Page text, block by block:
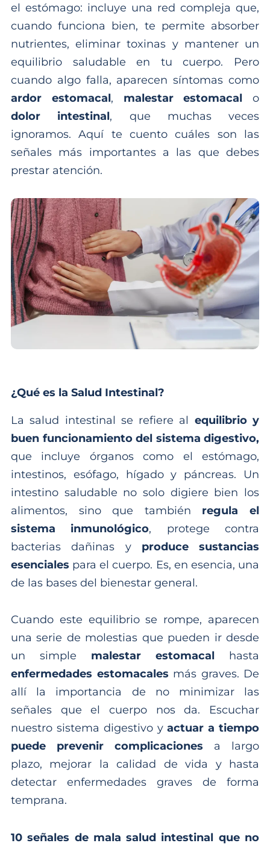
el estómago: incluye una red compleja que,
cuando funciona bien, te permite absorber
nutrientes, eliminar toxinas y mantener un
equilibrio saludable en tu cuerpo. Pero
cuando algo falla, aparecen síntomas como
ardor estomacal, malestar estomacal o
dolor intestinal, que muchas veces
ignoramos. Aquí te cuento cuáles son las
señales más importantes a las que debes
prestar atención.
¿Qué es la Salud Intestinal?
La salud intestinal se refiere al equilibrio y
buen funcionamiento del sistema digestivo,
que incluye órganos como el estómago,
intestinos, esófago, hígado y páncreas. Un
intestino saludable no solo digiere bien los
alimentos, sino que también regula el
sistema inmunológico, protege contra
bacterias dañinas y produce sustancias
esenciales para el cuerpo. Es, en esencia, una
de las bases del bienestar general.
Cuando este equilibrio se rompe, aparecen
una serie de molestias que pueden ir desde
un simple malestar estomacal hasta
enfermedades estomacales más graves. De
allí la importancia de no minimizar las
señales que el cuerpo nos da. Escuchar
nuestro sistema digestivo yactuar a tiempo
puede prevenir complicaciones a largo
plazo, mejorar la calidad de vida y hasta
detectar enfermedades graves de forma
temprana.
10 señales de mala salud intestinal que no